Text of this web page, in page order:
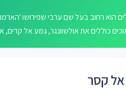
כוללים את אולשוונגר, גמע אל קדים, אל מסגיד,
אל קסר